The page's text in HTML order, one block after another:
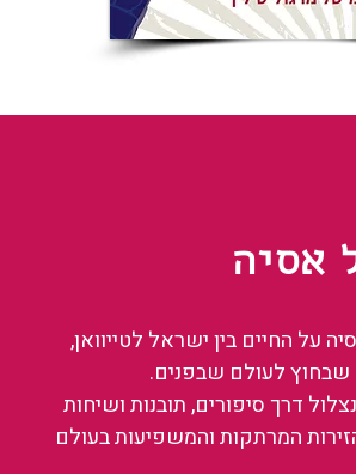
אסיה
על החיים בין ישראל לטייוואן,
שבחוץ לעולם שבפנים.
דרך סיפורים, תובנות ושיחות
המרתקות והמשפיעות בעולם